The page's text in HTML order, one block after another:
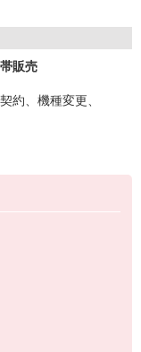
受付
・検査
テ
紹介
販売
約、機種変更、
ソフトバンク)など
ど格安スマホまで幅